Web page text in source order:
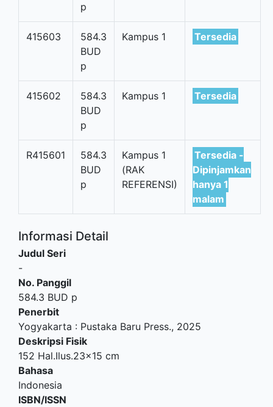
p
415603
584.3
BUD
p
Kampus 1 Tersedia
415602
584.3
BUD
p
Kampus 1 Tersedia
R415601
584.3
BUD
p
Kampus 1
(RAK
REFERENSI)
Tersedia -
Dipinjamkan
hanya 1
malam
Informasi Detail
Judul Seri
-
No. Panggil
584.3 BUD p
Penerbit
Yogyakarta : Pustaka Baru Press., 2025
Deskripsi Fisik
152 Hal.Ilus.23x15 cm
Bahasa
Indonesia
ISBN/ISSN